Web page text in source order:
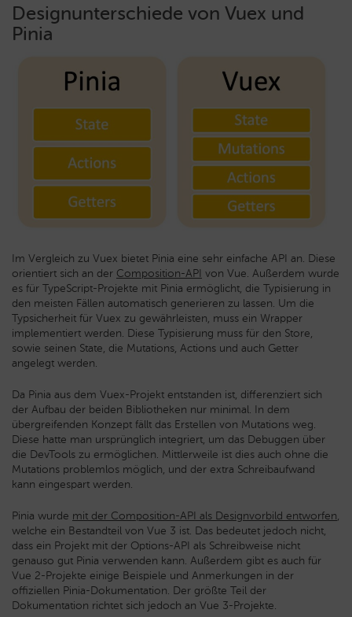
Designunterschiede von Vuex und
Pinia
Im Vergleich zu Vuex bietet Pinia eine sehr einfache API an. Diese
orientiert sich an der Composition-API von Vue. Außerdem wurde
es für TypeScript-Projekte mit Pinia ermöglicht, die Typisierung in
den meisten Fällen automatisch generieren zu lassen. Um die
Typsicherheit für Vuex zu gewährleisten, muss ein Wrapper
implementiert werden. Diese Typisierung muss für den Store,
sowie seinen State, die Mutations, Actions und auch Getter
angelegt werden.
Da Pinia aus dem Vuex-Projekt entstanden ist, differenziert sich
der Aufbau der beiden Bibliotheken nur minimal. In dem
übergreifenden Konzept fällt das Erstellen von Mutations weg.
Diese hatte man ursprünglich integriert, um das Debuggen über
die DevTools zu ermöglichen. Mittlerweile ist dies auch ohne die
Mutations problemlos möglich, und der extra Schreibaufwand
kann eingespart werden.
Pinia wurde mit der Composition-API als Designvorbild entworfen,
welche ein Bestandteil von Vue 3 ist. Das bedeutet jedoch nicht,
dass ein Projekt mit der Options-API als Schreibweise nicht
genauso gut Pinia verwenden kann. Außerdem gibt es auch für
Vue 2-Projekte einige Beispiele und Anmerkungen in der
offiziellen Pinia-Dokumentation. Der größte Teil der
Dokumentation richtet sich jedoch an Vue 3-Projekte.